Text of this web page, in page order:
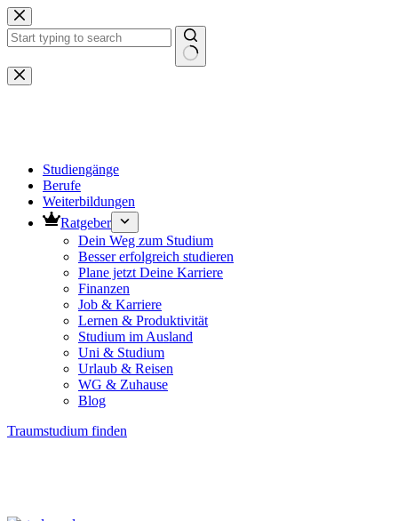
Zum
Inhalt
springen
Keine
Ergebnisse
Studiengänge
Berufe
Weiterbildungen
Ratgeber
Dein Weg zum Studium
Besser erfolgreich studieren
Plane jetzt Deine Karriere
Finanzen
Job & Karriere
Lernen & Produktivität
Studium im Ausland
Uni & Studium
Urlaub & Reisen
WG & Zuhause
Blog
Traumstudium finden